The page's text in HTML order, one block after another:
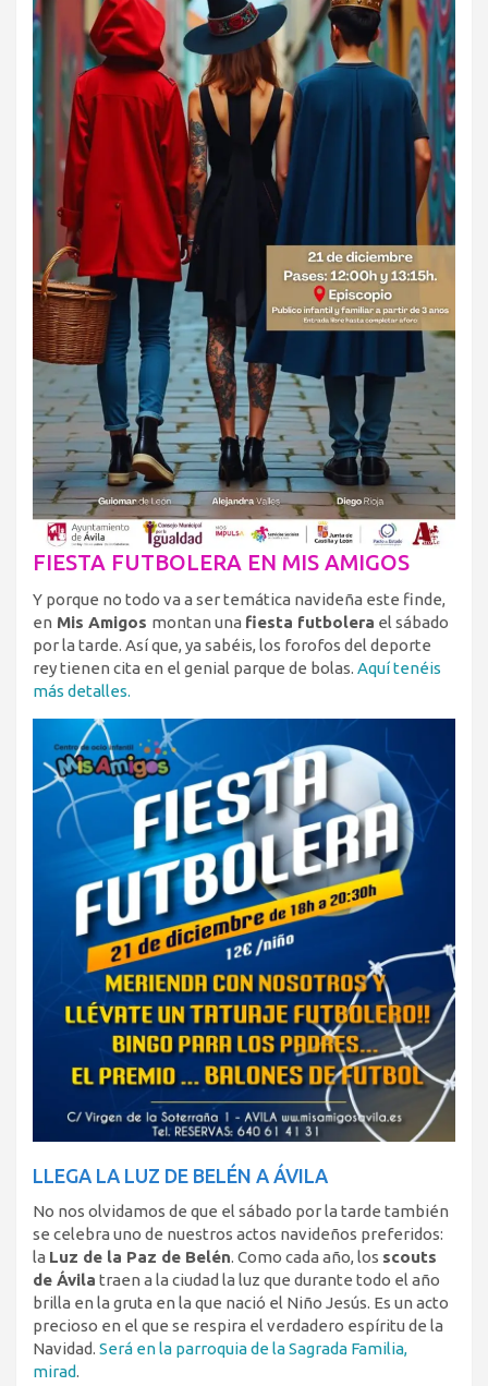
FIESTA FUTBOLERA EN MIS AMIGOS
Y porque no todo va a ser temática navideña este finde,
en Mis Amigos montan una fiesta futbolera el sábado
por la tarde. Así que, ya sabéis, los forofos del deporte
rey tienen cita en el genial parque de bolas. Aquí tenéis
más detalles.
LLEGA LA LUZ DE BELÉN A ÁVILA
No nos olvidamos de que el sábado por la tarde también
se celebra uno de nuestros actos navideños preferidos:
la Luz de la Paz de Belén. Como cada año, los scouts
de Ávila traen a la ciudad la luz que durante todo el año
brilla en la gruta en la que nació el Niño Jesús. Es un acto
precioso en el que se respira el verdadero espíritu de la
Navidad. Será en la parroquia de la Sagrada Familia,
mirad.